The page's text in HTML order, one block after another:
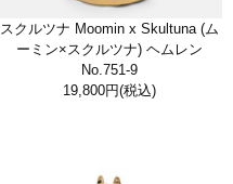
スクルツナ Moomin x Skultuna (ム
ーミン×スクルツナ) ヘムレン
No.751-9
19,800円(税込)